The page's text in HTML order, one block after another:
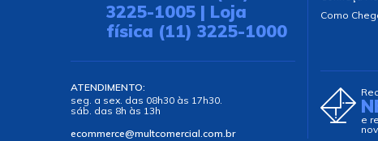
3225-1005 | Loja
física (11) 3225-1000
ATENDIMENTO:
seg. a sex. das 08h30 às 17h30.
sáb. das 8h às 13h
ecommerce@multcomercial.com.br
Como
e